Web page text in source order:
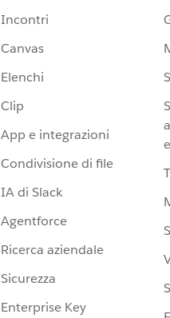
Incontri
Canvas
Elenchi
Clip
App e integrazioni
Condivisione di file
IA di Slack
Agentforce
Ricerca aziendale
Sicurezza
Enterprise Key